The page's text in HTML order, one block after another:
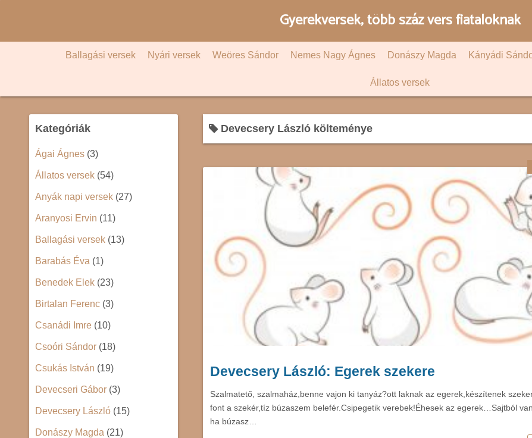
c
Gyerekversek, több száz vers fiataloknak
Ballagási versek Nyári versek Weöres Sándor Nemes Nagy Ágnes Donászy Magda Kányádi
Állatos versek
Devecsery László költeménye
Devecsery László: Egerek szekere
Szalmatető, szalmaház,benne vajon ki tanyáz?ott laknak az egerek,készítenek
font a szekér,tíz búzaszem belefér.Csipegetik verebek!Éhesek az egerek…Sajtból
ha búzasz…
Kategóriák
Ágai Ágnes (3)
Állatos versek (54)
Anyák napi versek (27)
Aranyosi Ervin (11)
Ballagási versek (13)
Barabás Éva (1)
Benedek Elek (23)
Birtalan Ferenc (3)
Csanádi Imre (10)
Csoóri Sándor (18)
Csukás István (19)
Devecseri Gábor (3)
Devecsery László (15)
Donászy Magda (21)